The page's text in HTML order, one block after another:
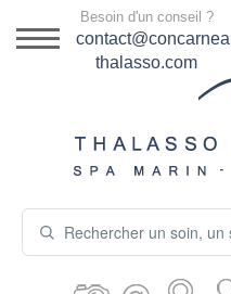
DESTINATION
SÉJOURS THALASSO
Besoin d'un conseil ?
thalasso.com